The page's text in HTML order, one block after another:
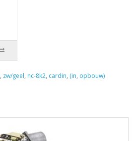
, zw/geel, nc-8k2, cardin, (in, opbouw)